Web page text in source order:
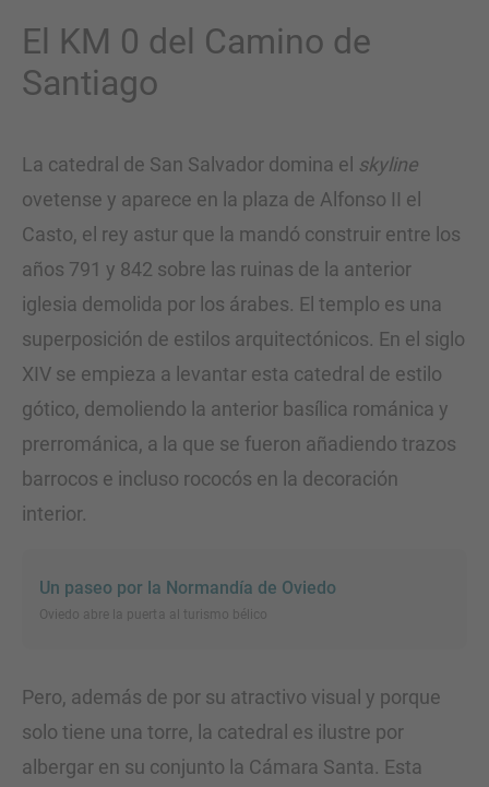
El KM 0 del Camino de
Santiago
La catedral de San Salvador domina el skyline
ovetense y aparece en la plaza de Alfonso II el
Casto, el rey astur que la mandó construir entre los
años 791 y 842 sobre las ruinas de la anterior
iglesia demolida por los árabes. El templo es una
superposición de estilos arquitectónicos. En el siglo
XIV se empieza a levantar esta catedral de estilo
gótico, demoliendo la anterior basílica románica y
prerrománica, a la que se fueron añadiendo trazos
barrocos e incluso rococós en la decoración
interior.
Un paseo por la Normandía de Oviedo
Oviedo abre la puerta al turismo bélico
Pero, además de por su atractivo visual y porque
solo tiene una torre, la catedral es ilustre por
albergar en su conjunto la Cámara Santa. Esta